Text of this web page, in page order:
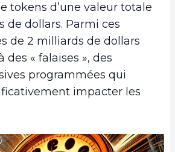
tokens d’une valeur totale
de dollars. Parmi ces
de 2 milliards de dollars
« falaises », des
programmées qui
impacter les